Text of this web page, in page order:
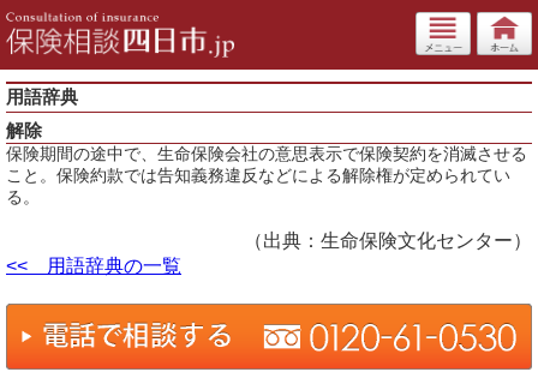
用語辞典
解除
保険期間の途中で、生命保険会社の意思表示で保険契約を消滅させる
こと。保険約款では告知義務違反などによる解除権が定められてい
る。
（出典：生命保険文化センター）
<< 用語辞典の一覧